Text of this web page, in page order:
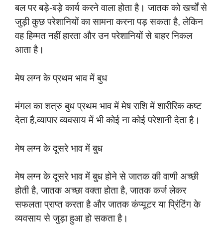
बल पर बड़े-बड़े कार्य करने वाला होता है। जातक को खर्चों से
जुड़ी कुछ परेशानियों का सामना करना पड़ सकता है, लेकिन
वह हिम्मत नहीं हारता और उन परेशानियों से बाहर निकल
आता है।
मेष लग्न के प्रथम भाव में बुध
मंगल का शत्रु बुध प्रथम भाव में मेष राशि में शारीरिक कष्ट
देता है,व्यापार व्यवसाय में भी कोई ना कोई परेशानी देता है।
मेष लग्न के दूसरे भाव में बुध
मेष लग्न के दूसरे भाव में बुध होने से जातक की वाणी अच्छी
होती है, जातक अच्छा वक्ता होता है, जातक कर्ज लेकर
सफलता प्राप्त करता है और जातक कंप्यूटर या प्रिंटिंग के
व्यवसाय से जुड़ा हुआ हो सकता है।